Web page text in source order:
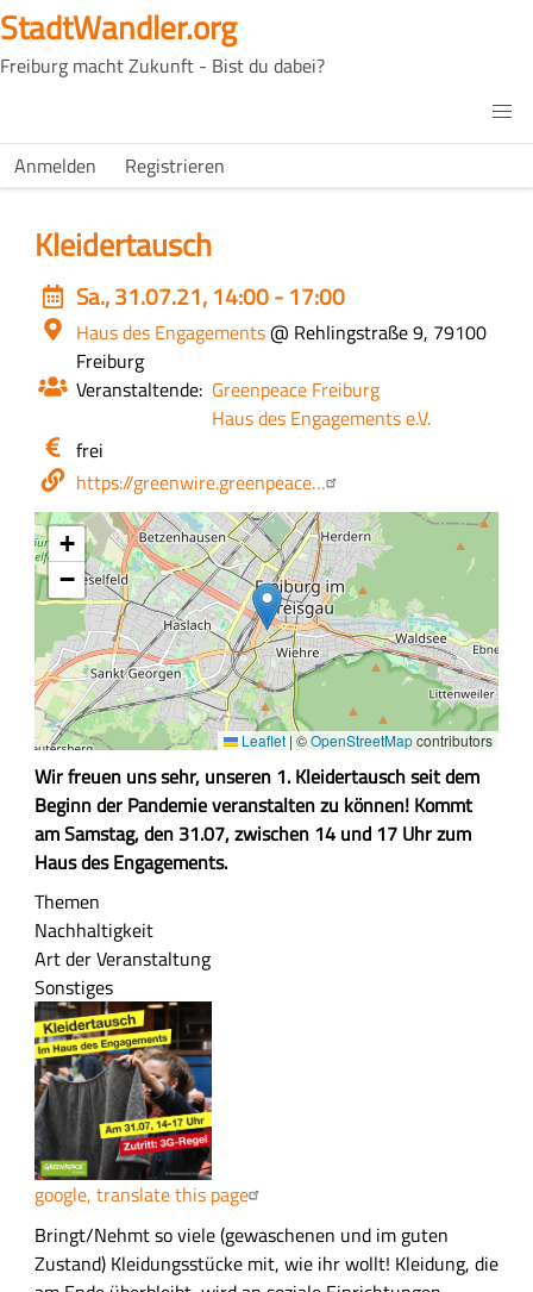
Direkt
zum
Inhalt
StadtWandler.org
Freiburg macht Zukunft - Bist du dabei?
Main
H4C
USER
Anmelden Registrieren
Kleidertausch
Event
date
Sa., 31.07.21, 14:00 - 17:00
Ort
Haus des Engagements@ Rehlingstraße 9, 79100
Freiburg
Veranstaltende Greenpeace Freiburg
Haus des Engagements e.V.
Eintritt
/
Kosten
frei
Webseite
https://greenwire.greenpeace…
+
−
Leaflet | ©OpenStreetMapcontributors
Z
u
s
a
m
m
e
n
f
a
s
s
u
n
g
Wir freuen uns sehr, unseren 1. Kleidertausch seit dem
Beginn der Pandemie veranstalten zu können! Kommt
am Samstag, den 31.07, zwischen 14 und 17 Uhr zum
Haus des Engagements.
Themen
Nachhaltigkeit
Art der Veranstaltung
Sonstiges
google, translate this page
A
u
Bringt/Nehmt so viele (gewaschenen und im guten
Zustand) Kleidungsstücke mit, wie ihr wollt! Kleidung, die